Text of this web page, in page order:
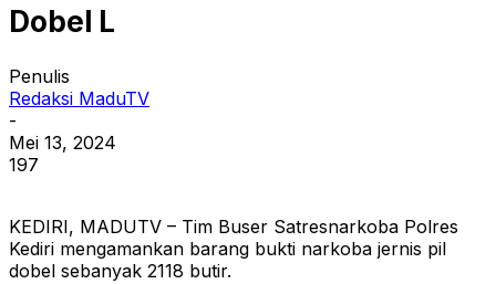
Dobel L
Penulis
Redaksi MaduTV
-
Mei 13, 2024
197
KEDIRI, MADUTV – Tim Buser Satresnarkoba Polres
Kediri mengamankan barang bukti narkoba jernis pil
dobel sebanyak 2118 butir.